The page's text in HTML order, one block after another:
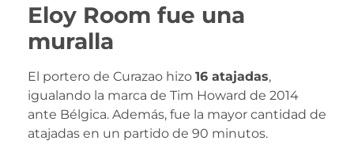
Eloy Room fue una
muralla
El portero de Curazao hizo 16 atajadas,
igualando la marca de Tim Howard de 2014
ante Bélgica. Además, fue la mayor cantidad de
atajadas en un partido de 90 minutos.